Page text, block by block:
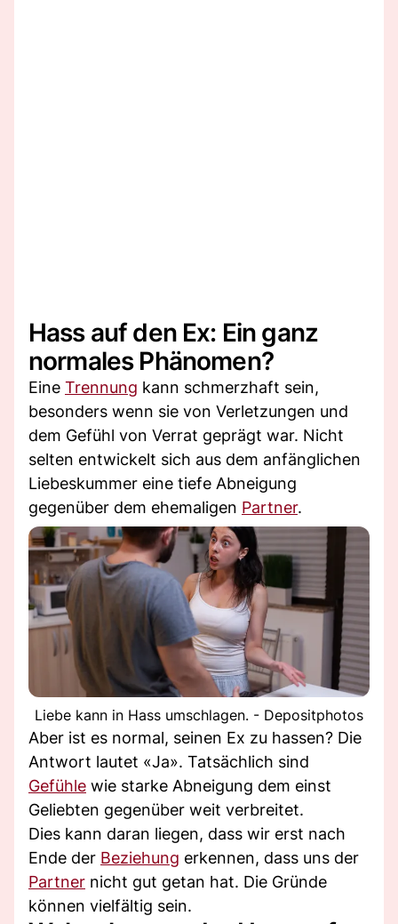
Hass auf den Ex: Ein ganz
normales Phänomen?
Eine Trennung kann schmerzhaft sein,
besonders wenn sie von Verletzungen und
dem Gefühl von Verrat geprägt war. Nicht
selten entwickelt sich aus dem anfänglichen
Liebeskummer eine tiefe Abneigung
gegenüber dem ehemaligen Partner.
Liebe kann in Hass umschlagen. - Depositphotos
Aber ist es normal, seinen Ex zu hassen? Die
Antwort lautet «Ja». Tatsächlich sind
Gefühle wie starke Abneigung dem einst
Geliebten gegenüber weit verbreitet.
Dies kann daran liegen, dass wir erst nach
Ende der Beziehung erkennen, dass uns der
Partner nicht gut getan hat. Die Gründe
können vielfältig sein.